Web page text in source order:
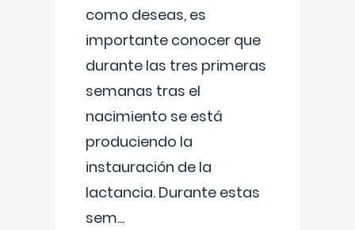
como deseas, es
importante conocer que
durante las tres primeras
semanas tras el
nacimiento se está
produciendo la
instauración de la
lactancia. Durante estas
sem...